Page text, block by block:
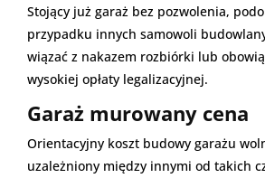
Stojący już garaż bez pozwolenia,
przypadku innych samowoli
wiązać z nakazem rozbiórki lub
wysokiej opłaty legalizacyjnej.
Garaż murowany cena
Orientacyjny koszt budowy garażu
uzależniony między innymi od takich